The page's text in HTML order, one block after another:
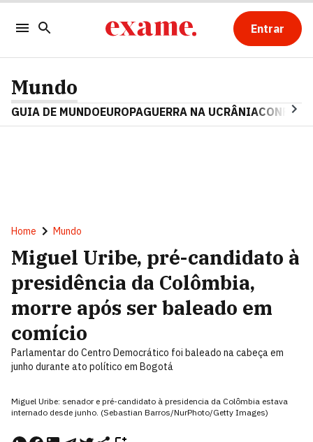
Entrar
Mundo
GUIA DE MUNDOEUROPAGUERRA NA UCRÂNIA
Home Mundo
Miguel Uribe, pré-candidato à
presidência da Colômbia,
morre após ser baleado em
comício
Parlamentar do Centro Democrático foi baleado na cabeça em
junho durante ato político em Bogotá
Miguel Uribe: senador e pré-candidato à presidencia da Colômbia estava
internado desde junho. (Sebastian Barros/NurPhoto/Getty Images)